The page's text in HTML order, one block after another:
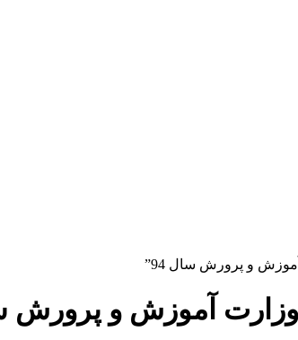
و پرورش سال 94”
آموزش و پرورش